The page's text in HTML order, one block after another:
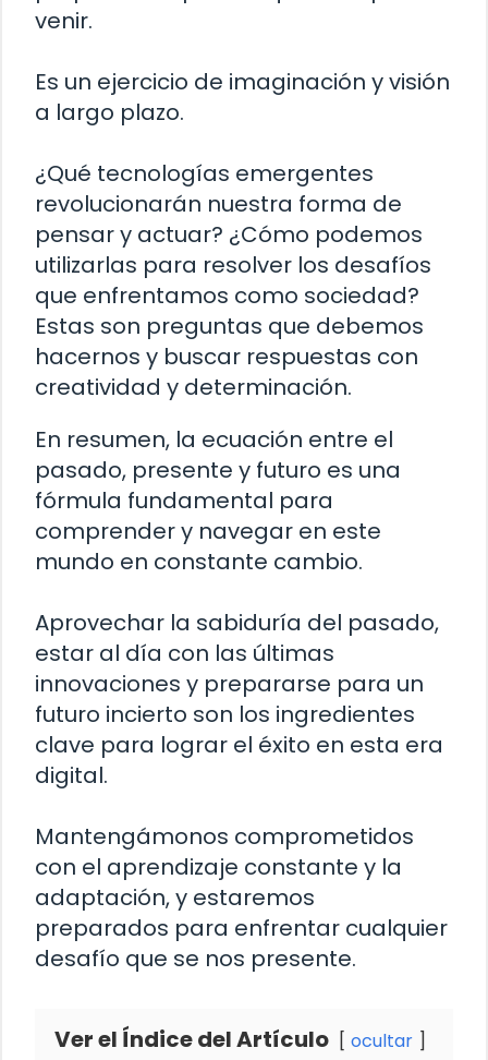
venir.
Es un ejercicio de imaginación y visión
a largo plazo.
¿Qué tecnologías emergentes
revolucionarán nuestra forma de
pensar y actuar? ¿Cómo podemos
utilizarlas para resolver los desafíos
que enfrentamos como sociedad?
Estas son preguntas que debemos
hacernos y buscar respuestas con
creatividad y determinación.
En resumen, la ecuación entre el
pasado, presente y futuro es una
fórmula fundamental para
comprender y navegar en este
mundo en constante cambio.
Aprovechar la sabiduría del pasado,
estar al día con las últimas
innovaciones y prepararse para un
futuro incierto son los ingredientes
clave para lograr el éxito en esta era
digital.
Mantengámonos comprometidos
con el aprendizaje constante y la
adaptación, y estaremos
preparados para enfrentar cualquier
desafío que se nos presente.
Ver el Índice del Artículo ocultar